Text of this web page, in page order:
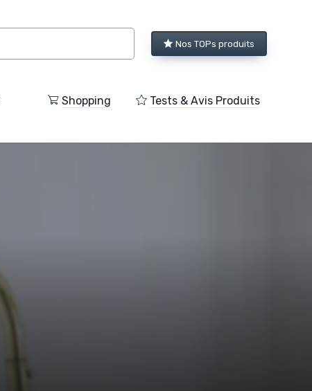
Nos TOPs produits
Shopping Tests & Avis Produits